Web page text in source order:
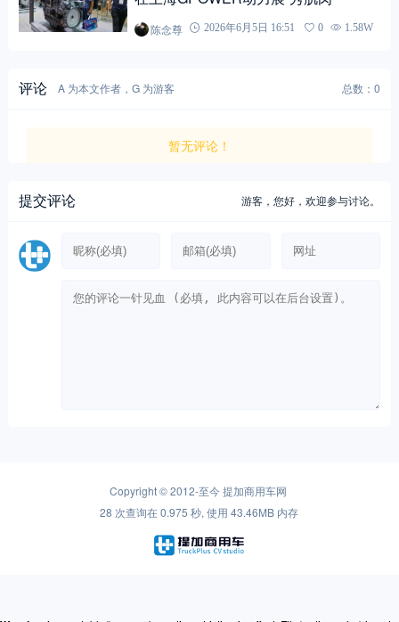
陈念尊 2026年6月5日 16:51 0 1.58W
评论 A 为本文作者，G 为游客 总数：0
暂无评论！
提交评论 游客，您好，欢迎参与讨论。
Copyright © 2012-至今提加商用车网
28 次查询在 0.975 秒, 使用 43.46MB 内存